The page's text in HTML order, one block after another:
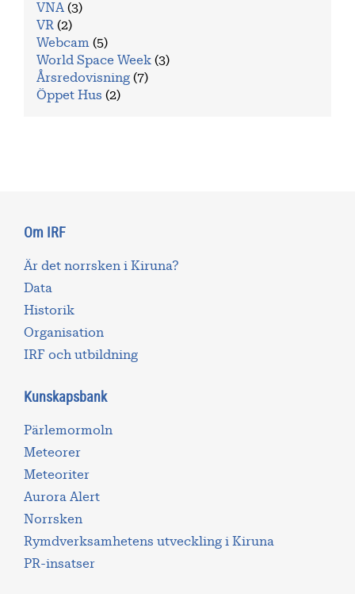
VNA (3)
VR (2)
Webcam (5)
World Space Week (3)
Årsredovisning (7)
Öppet Hus (2)
Om IRF
Är det norrsken i Kiruna?
Data
Historik
Organisation
IRF och utbildning
Kunskapsbank
Pärlemormoln
Meteorer
Meteoriter
Aurora Alert
Norrsken
Rymdverksamhetens utveckling i Kiruna
PR-insatser